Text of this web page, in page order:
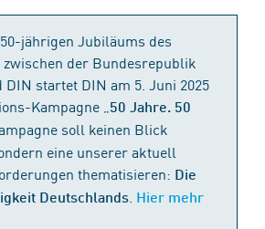
jährigen Jubiläums des
der Bundesrepublik
startet DIN am 5. Juni 2025
Kampagne „
50 Jahre. 50
soll keinen Blick
eine unserer aktuell
thematisieren: Die
Deutschlands Hier mehr